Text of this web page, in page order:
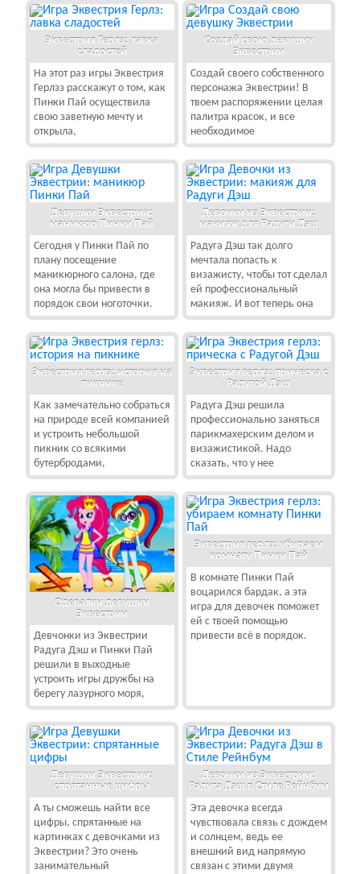
Эквестрия Герлз: лавка
сладостей
На этот раз игры Эквестрия
Герлзз расскажут о том, как
Пинки Пай осуществила
свою заветную мечту и
открыла,
Создай свою девушку
Эквестрии
Создай своего собственного
персонажа Эквестрии! В
твоем распоряжении целая
палитра красок, и все
необходимое
Девушки Эквестрии:
маникюр Пинки Пай
Сегодня у Пинки Пай по
плану посещение
маникюрного салона, где
она могла бы привести в
порядок свои ноготочки.
Девочки из Эквестрии:
макияж для Радуги Дэш
Радуга Дэш так долго
мечтала попасть к
визажисту, чтобы тот сделал
ей профессиональный
макияж. И вот теперь она
Эквестрия герлз: история на
пикнике
Как замечательно собраться
на природе всей компанией
и устроить небольшой
пикник со всякими
бутербродами,
Эквестрия герлз: прическа с
Радугой Дэш
Радуга Дэш решила
профессионально заняться
парикмахерским делом и
визажистикой. Надо
сказать, что у нее
Одевалки девушки
Эквестрии
Девчонки из Эквестрии
Радуга Дэш и Пинки Пай
решили в выходные
устроить игры дружбы на
берегу лазурного моря,
Эквестрия герлз: убираем
комнату Пинки Пай
В комнате Пинки Пай
воцарился бардак, а эта
игра для девочек поможет
ей с твоей помощью
привести всё в порядок.
Девушки Эквестрии:
спрятанные цифры
А ты сможешь найти все
цифры, спрятанные на
картинках с девочками из
Эквестрии? Это очень
занимательный
Девочки из Эквестрии:
Радуга Дэш в Стиле Рейнбум
Эта девочка всегда
чувствовала связь с дождем
и солнцем, ведь ее
внешний вид напрямую
связан с этими двумя